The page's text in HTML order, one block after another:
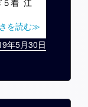
５着 江
を読む≫
年5月30日